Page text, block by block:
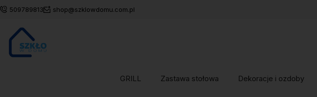
509789813 shop@szklowdomu.com.pl
GRILL Zastawa stołowa Dekoracje i ozdoby